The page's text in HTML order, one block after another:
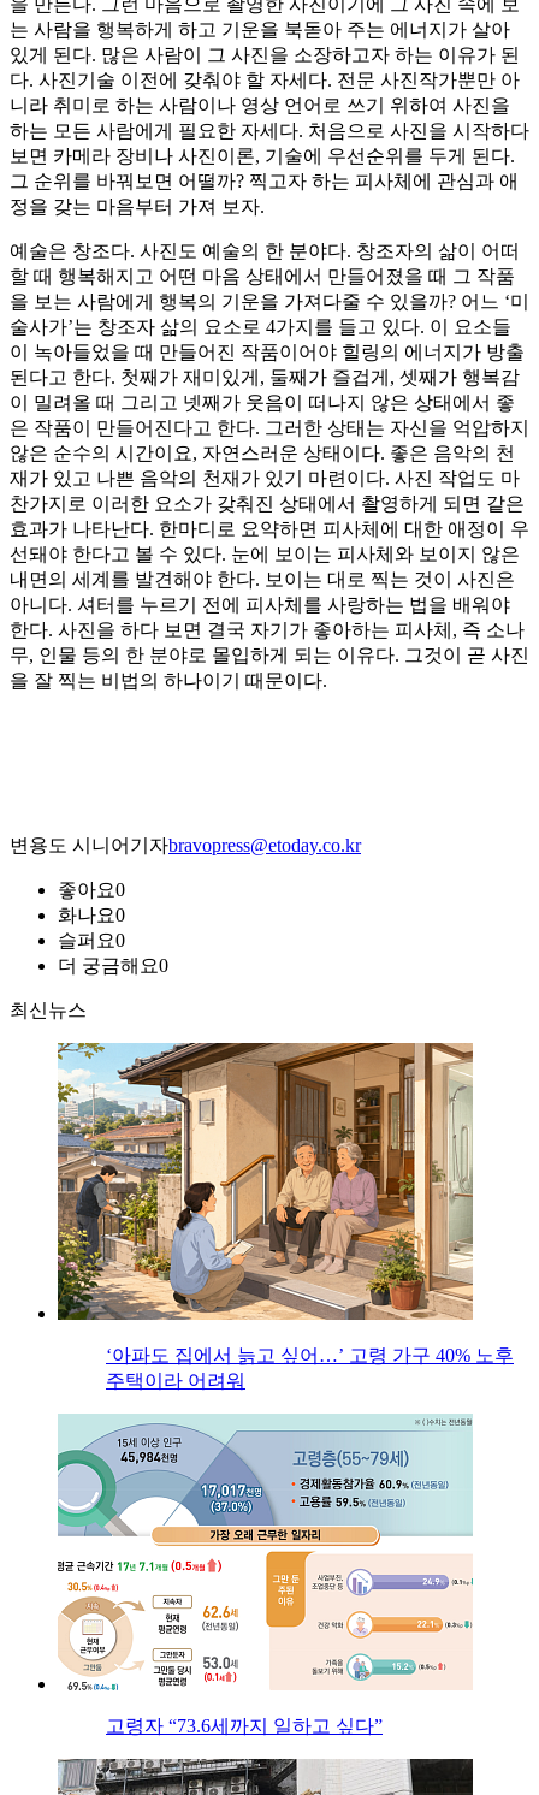
을 만든다. 그런 마음으로 촬영한 사진이기에 그 사진 속에 보
는 사람을 행복하게 하고 기운을 북돋아 주는 에너지가 살아
있게 된다. 많은 사람이 그 사진을 소장하고자 하는 이유가 된
다. 사진기술 이전에 갖춰야 할 자세다. 전문 사진작가뿐만 아
니라 취미로 하는 사람이나 영상 언어로 쓰기 위하여 사진을
하는 모든 사람에게 필요한 자세다. 처음으로 사진을 시작하다
보면 카메라 장비나 사진이론, 기술에 우선순위를 두게 된다.
그 순위를 바꿔보면 어떨까? 찍고자 하는 피사체에 관심과 애
정을 갖는 마음부터 가져 보자.
예술은 창조다. 사진도 예술의 한 분야다. 창조자의 삶이 어떠
할 때 행복해지고 어떤 마음 상태에서 만들어졌을 때 그 작품
을 보는 사람에게 행복의 기운을 가져다줄 수 있을까? 어느 ‘미
술사가’는 창조자 삶의 요소로 4가지를 들고 있다. 이 요소들
이 녹아들었을 때 만들어진 작품이어야 힐링의 에너지가 방출
된다고 한다. 첫째가 재미있게, 둘째가 즐겁게, 셋째가 행복감
이 밀려올 때 그리고 넷째가 웃음이 떠나지 않은 상태에서 좋
은 작품이 만들어진다고 한다. 그러한 상태는 자신을 억압하지
않은 순수의 시간이요, 자연스러운 상태이다. 좋은 음악의 천
재가 있고 나쁜 음악의 천재가 있기 마련이다. 사진 작업도 마
찬가지로 이러한 요소가 갖춰진 상태에서 촬영하게 되면 같은
효과가 나타난다. 한마디로 요약하면 피사체에 대한 애정이 우
선돼야 한다고 볼 수 있다. 눈에 보이는 피사체와 보이지 않은
내면의 세계를 발견해야 한다. 보이는 대로 찍는 것이 사진은
아니다. 셔터를 누르기 전에 피사체를 사랑하는 법을 배워야
한다. 사진을 하다 보면 결국 자기가 좋아하는 피사체, 즉 소나
무, 인물 등의 한 분야로 몰입하게 되는 이유다. 그것이 곧 사진
을 잘 찍는 비법의 하나이기 때문이다.
변용도 시니어기자bravopress@etoday.co.kr
좋아요0
화나요0
슬퍼요0
더 궁금해요0
최신뉴스
‘아파도 집에서 늙고 싶어…’ 고령 가구 40% 노후
주택이라 어려워
고령자 “73.6세까지 일하고 싶다”